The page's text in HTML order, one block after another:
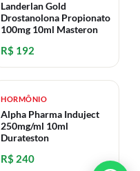
Landerlan Gold
Drostanolona Propionato
100mg 10ml Masteron
R$ 192
HORMÔNIO
Alpha Pharma Induject
250mg/ml 10ml
Durateston
R$ 240